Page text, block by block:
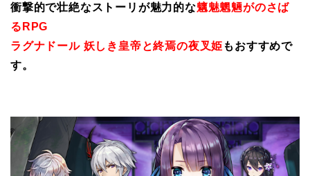
衝撃的で壮絶なストーリが魅力的な魑魅魍魎がのさば
るRPG
ラグナドール 妖しき皇帝と終焉の夜叉姫 もおすすめで
す。